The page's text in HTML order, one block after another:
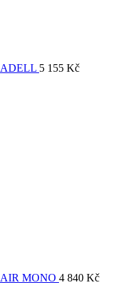
ADELL 5 155 Kč
AIR MONO 4 840 Kč